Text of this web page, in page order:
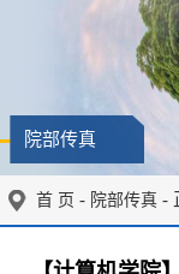
院部传真
首 页 - 院部传真 -